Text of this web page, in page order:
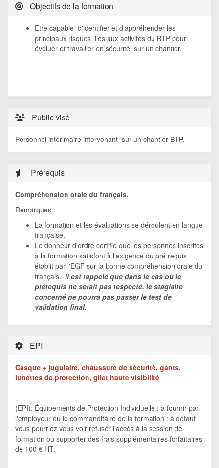
Objectifs de la formation
Etre capable d'identifier et d'appréhender les
principaux risques liés aux activités du BTP pour
évoluer et travailler en sécurité sur un chantier.
Public visé
Personnel intérimaire intervenant sur un chantier BTP.
Prérequis
Compréhension orale du français.
Remarques :
La formation et les évaluations se déroulent en langue
française.
Le donneur d'ordre certifie que les personnes inscrites
à la formation satisfont à l'exigence du pré requis
établit par l'EGF sur la bonne compréhension orale du
français. Il est rappelé que dans le cas où le
prérequis ne serait pas respecté, le stagiaire
concerné ne pourra pas passer le test de
validation final.
EPI
Casque + jugulaire, chaussure de sécurité, gants,
lunettes de protection, gilet haute visibilité
(EPI): Équipements de Protection Individuelle : à fournir par
l'employeur ou le commanditaire de la formation ; à défaut
vous pourriez vous voir refuser l'accès à la session de
formation ou supporter des frais supplémentaires forfaitaires
de 100 € HT.